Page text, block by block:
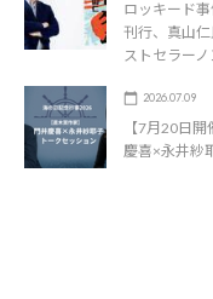
ロッキード
刊行、真山
ストセラー
2026.07.09
【7月20日
慶喜×永井紗